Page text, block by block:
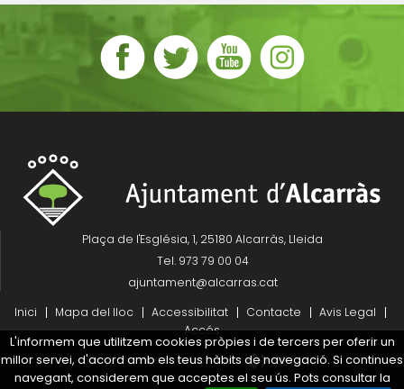
Plaça de l'Església, 1, 25180 Alcarràs, Lleida
Tel. 973 79 00 04
ajuntament@alcarras.cat
Inici
Mapa del lloc Accessibilitat Contacte
Avis Legal
Accés
Projecte desenvolupat per
L'informem que utilitzem cookies pròpies i de tercers per oferir un
millor servei, d'acord amb els teus hàbits de navegació. Si continues
navegant, considerem que acceptes el seu ús. Pots consultar la